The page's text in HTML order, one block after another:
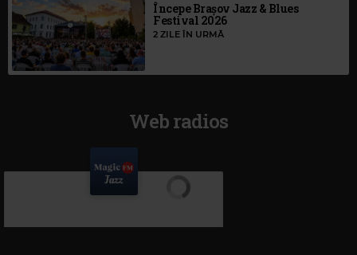
Începe Brașov Jazz & Blues
Festival 2026
2 ZILE ÎN URMĂ
Web radios